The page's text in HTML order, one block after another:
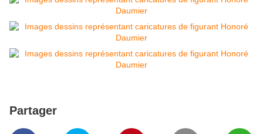
Partager